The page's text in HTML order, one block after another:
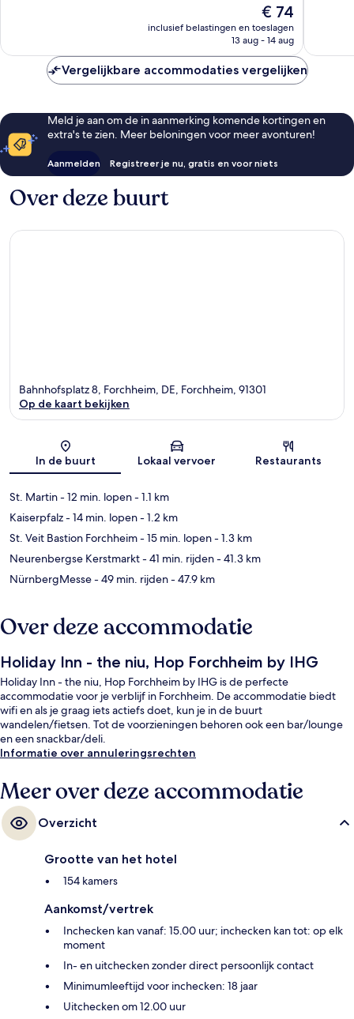
De
prijs
is
€ 74
inclusief belastingen en toeslagen
13 aug - 14 aug
Vergelijkbare accommodaties vergelijken
Meld je aan om de in aanmerking komende kortingen en
extra's te zien. Meer beloningen voor meer avonturen!
Aanmelden Registreer je nu, gratis en voor niets
Over deze buurt
Kaart
Bahnhofsplatz 8, Forchheim, DE, Forchheim, 91301
Op de kaart bekijken
In de buurt Lokaal vervoer Restaurants
St. Martin- 12 min. lopen- 1.1 km
Kaiserpfalz- 14 min. lopen- 1.2 km
St. Veit Bastion Forchheim- 15 min. lopen- 1.3 km
Neurenbergse Kerstmarkt- 41 min. rijden- 41.3 km
NürnbergMesse- 49 min. rijden- 47.9 km
Over deze accommodatie
Holiday Inn - the niu, Hop Forchheim by IHG
Holiday Inn - the niu, Hop Forchheim by IHG is de perfecte
accommodatie voor je verblijf in Forchheim. De accommodatie biedt
wifi en als je graag iets actiefs doet, kun je in de buurt
wandelen/fietsen. Tot de voorzieningen behoren ook een bar/lounge
en een snackbar/deli.
Informatie over annuleringsrechten
Meer over deze accommodatie
Overzicht
Grootte van het hotel
154 kamers
Aankomst/vertrek
Inchecken kan vanaf: 15.00 uur; inchecken kan tot: op elk
moment
In- en uitchecken zonder direct persoonlijk contact
Minimumleeftijd voor inchecken: 18 jaar
Uitchecken om 12.00 uur